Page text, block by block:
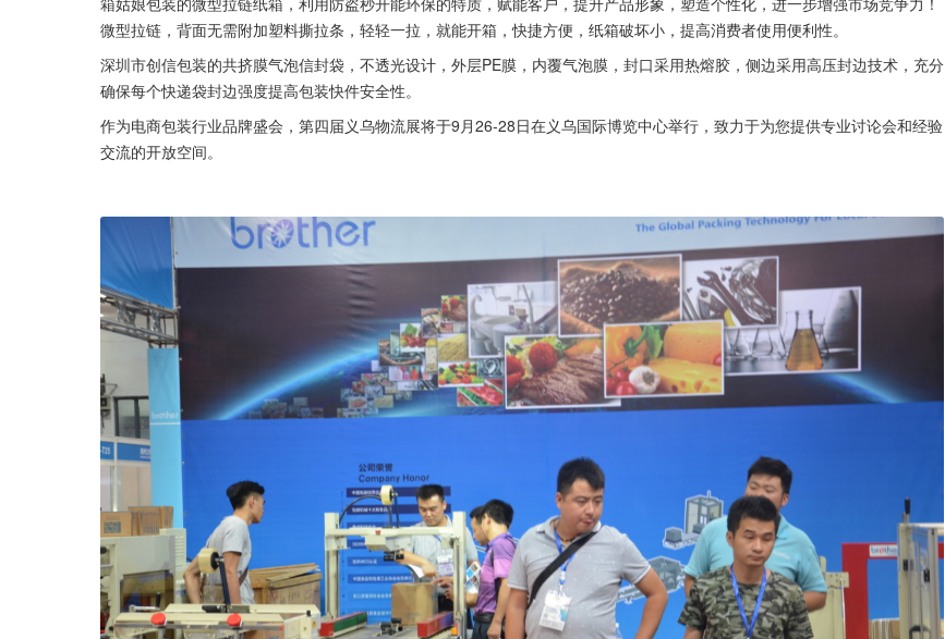
微型拉链，背面无需附加塑料撕拉条，轻轻一拉，就能开箱，快捷方便，纸箱破坏小，提高消费者使用便利性。
深圳市创信包装的共挤膜气泡信封袋，不透光设计，外层PE膜，内覆气泡膜，封口采用热熔胶，侧边采用高压封边技术，充分
确保每个快递袋封边强度提高包装快件安全性。
作为电商包装行业品牌盛会，第四届义乌物流展将于9月26-28日在义乌国际博览中心举行，致力于为您提供专业讨论会和经验
交流的开放空间。